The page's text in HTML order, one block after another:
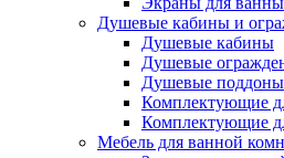
Душевые кабины и
Душевые кабины
Душевые
Душевые поддоны
Комплектующие
Комплектующие
Мебель для ванной